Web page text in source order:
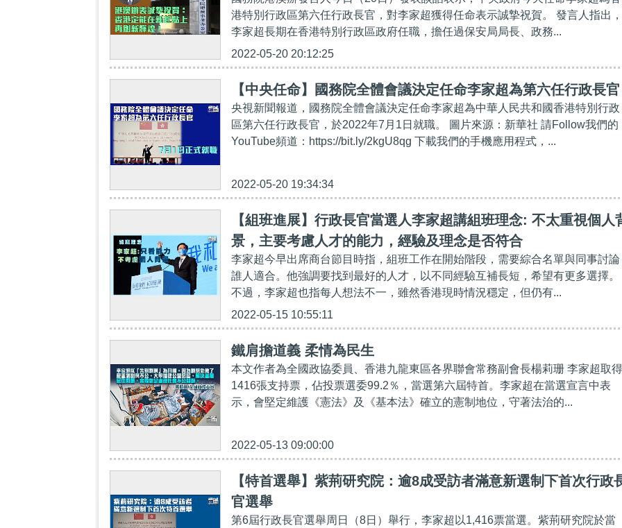
港特別行政區第六任行政長官，對李家超獲得任命表示誠摯祝賀。 發言人指出，
李家超長期在香港特別行政區政府任職，擔任過保安局局長、政務...
2022-05-20 20:12:25
【中央任命】國務院全體會議決定任命李家超為第六任行政長官
央視新聞報道，國務院全體會議決定任命李家超為中華人民共和國香港特別行政
區第六任行政長官，於2022年7月1日就職。 圖片來源：新華社 請Follow我們的
YouTube頻道：https://bit.ly/2kgU8qg 下載我們的手機應用程式，...
2022-05-20 19:34:34
【組班進展】行政長官當選人李家超講組班理念: 不太重視個人
景，主要考慮人才的能力，經驗及理念是否符合
李家超今早出席商台節目時指，組班工作在開始階段，需要綜合名單與同事討論
誰人適合。他強調要找到最好的人才，以不同經驗互補長短，希望有更多選擇。
不過，李家超也指每人想法不一，雖然香港現時情況穩定，但仍有...
2022-05-15 10:55:11
鐵肩擔道義 柔情為民生
本文作者為全國政協委員、香港九龍東區各界聯會常務副會長楊莉珊 李家超取得
1416張支持票，佔投票選委99.2％，當選第六屆特首。李家超在當選宣言中表
示，會堅定維護《憲法》及《基本法》確立的憲制地位，守著法治的...
2022-05-13 09:00:00
【特首選舉】紫荊研究院：逾8成受訪者滿意新選制下首次行政
官選舉
第6屆行政長官選舉周日（8日）舉行，李家超以1,416票當選。紫荊研究院於當